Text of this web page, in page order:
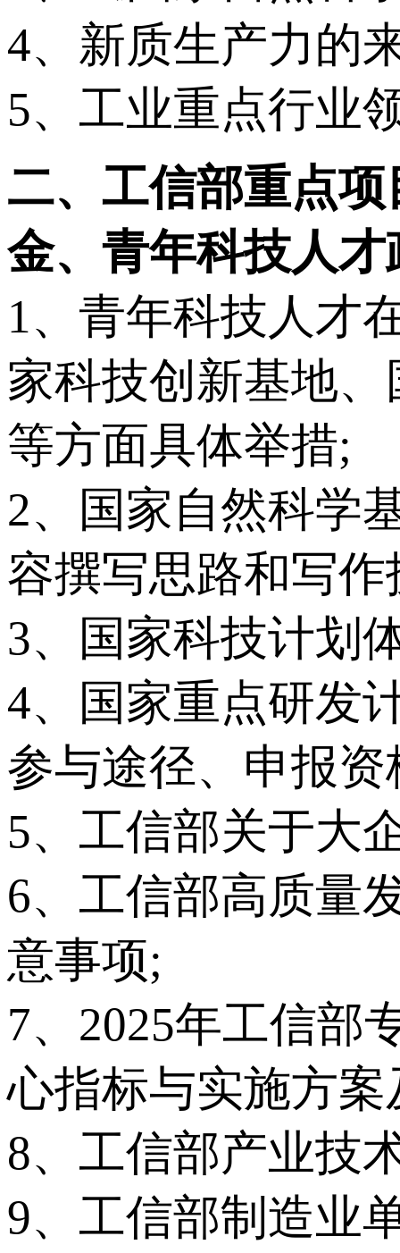
4、新质生产力的
5、工业重点行业
二、工信部重点
金、青年科技人
1、青年科技人才
家科技创新基地
等方面具体举措;
2、国家自然科学
容撰写思路和写作
3、国家科技计划
4、国家重点研发
参与途径、申报
5、工信部关于大
6、工信部高质量
意事项;
7、2025年工信部
心指标与实施方
8、工信部产业技
9、工信部制造业